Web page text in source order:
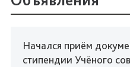
Начался приём
стипендии Учёного